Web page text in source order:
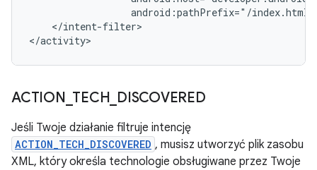
android:pathPrefix="/index.html"
</intent-filter>
</activity>
ACTION TECH DISCOVERED
Jeśli Twoje działanie filtruje intencję
ACTION_TECH_DISCOVERED , musisz utworzyć plik zasobu
XML, który określa technologie obsługiwane przez Twoje